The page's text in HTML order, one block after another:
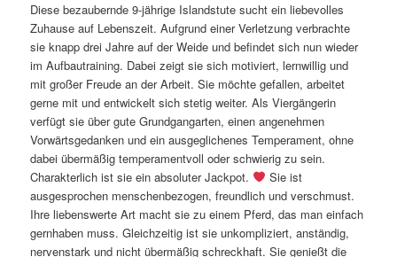
Diese bezaubernde 9-jährige Islandstute sucht ein liebevolles
Zuhause auf Lebenszeit. Aufgrund einer Verletzung verbrachte
sie knapp drei Jahre auf der Weide und befindet sich nun wieder
im Aufbautraining. Dabei zeigt sie sich motiviert, lernwillig und
mit großer Freude an der Arbeit. Sie möchte gefallen, arbeitet
gerne mit und entwickelt sich stetig weiter. Als Viergängerin
verfügt sie über gute Grundgangarten, einen angenehmen
Vorwärtsgedanken und ein ausgeglichenes Temperament, ohne
dabei übermäßig temperamentvoll oder schwierig zu sein.
Charakterlich ist sie ein absoluter Jackpot.
Sie ist
ausgesprochen menschenbezogen, freundlich und verschmust.
Ihre liebenswerte Art macht sie zu einem Pferd, das man einfach
gernhaben muss. Gleichzeitig ist sie unkompliziert, anständig,
nervenstark und nicht übermäßig schreckhaft. Sie genießt die